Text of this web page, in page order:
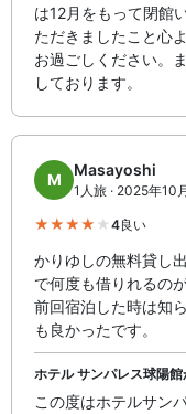
は12月をもって閉館
ただきましたこと心
お過ごしください。
しております。
M
Masayoshi
1人旅 · 2025年10
4良い
かりゆしの無料貸し
で何度も借りれるの
前回宿泊した時は知
も良かったです。
ホテル サンパレス球陽
この度はホテルサン